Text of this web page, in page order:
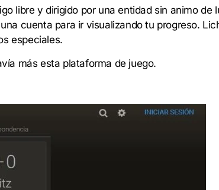
libre y dirigido por una entidad sin animo de
cuenta para ir visualizando tu progreso.
especiales.
más esta plataforma de juego.